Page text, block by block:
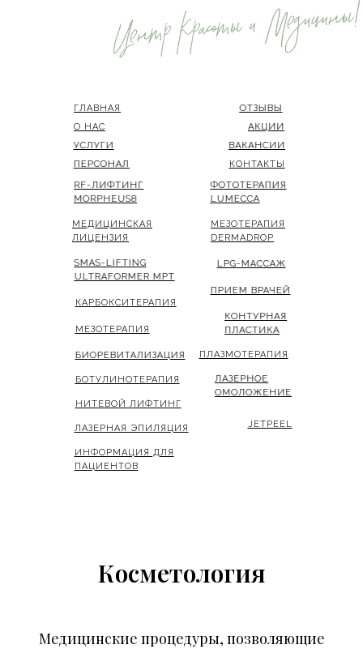
JETPEEL
ИНФОРМАЦИЯ ДЛЯ
ПАЦИЕНТОВ
ЛАЗЕРНАЯ ЭПИЛЯЦИЯ
НИТЕВОЙ ЛИФТИНГ
ПРИЕМ ВРАЧЕЙ
КАРБОКСИТЕРАПИЯ
RF-ЛИФТИНГ
MORPHEUS8
RF-ЛИФТИНГ
MORPHEUS8
ВАКАНСИИ
ВАКАНСИИ
SMAS-LIFTING
ULTRAFORMER MPT
ФОТОТЕРАПИЯ
LUMECCA
ФОТОТЕРАПИЯ
LUMECCA
ГЛАВНАЯ
ГЛАВНАЯ
О НАС
О НАС
УСЛУГИ
УСЛУГИ
ПЕРСОНАЛ
ПЕРСОНАЛ
АКЦИИ
АКЦИИ
ОТЗЫВЫ
ОТЗЫВЫ
КОНТАКТЫ
КОНТАКТЫ
МЕДИЦИНСКАЯ
ЛИЦЕНЗИЯ
МЕДИЦИНСКАЯ
ЛИЦЕНЗИЯ
МЕЗОТЕРАПИЯ
DERMADROP
МЕЗОТЕРАПИЯ
DERMADROP
SMAS-LIFTING
ULTRAFORMER MPT
КАРБОКСИТЕРАПИЯ
LPG-МАССАЖ
LPG-МАССАЖ
ПРИЕМ ВРАЧЕЙ
МЕЗОТЕРАПИЯ
МЕЗОТЕРАПИЯ
БИОРЕВИТАЛИЗАЦИЯ
БИОРЕВИТАЛИЗАЦИЯ
БОТУЛИНОТЕРАПИЯ
БОТУЛИНОТЕРАПИЯ
КОНТУРНАЯ
ПЛАСТИКА
КОНТУРНАЯ
ПЛАСТИКА
НИТЕВОЙ ЛИФТИНГ
ПЛАЗМОТЕРАПИЯ
ПЛАЗМОТЕРАПИЯ
ЛАЗЕРНАЯ ЭПИЛЯЦИЯ
ИНФОРМАЦИЯ ДЛЯ
ПАЦИЕНТОВ
ЛАЗЕРНОЕ
ОМОЛОЖЕНИЕ
ЛАЗЕРНОЕ
ОМОЛОЖЕНИЕ
JETPEEL
Косметология
Медицинские процедуры, позволяющие